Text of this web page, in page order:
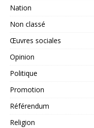
Nation
Non classé
Œuvres sociales
Opinion
Politique
Promotion
Référendum
Religion